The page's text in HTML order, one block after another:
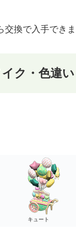
換で入手できま
ク・色違い
キュート